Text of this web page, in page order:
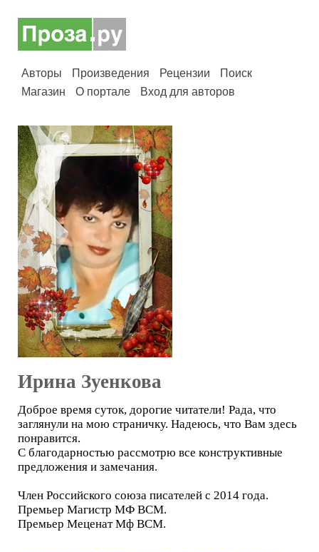
Авторы Произведения Рецензии
Поиск
Магазин
О портале Вход для авторов
Ирина Зуенкова
Доброе время суток, дорогие читатели! Рада, что
заглянули на мою страничку. Надеюсь, что Вам здесь
понравится.
С благодарностью рассмотрю все конструктивные
предложения и замечания.
Член Российского союза писателей с 2014 года.
Премьер Магистр МФ ВСМ.
Премьер Меценат Мф ВСМ.